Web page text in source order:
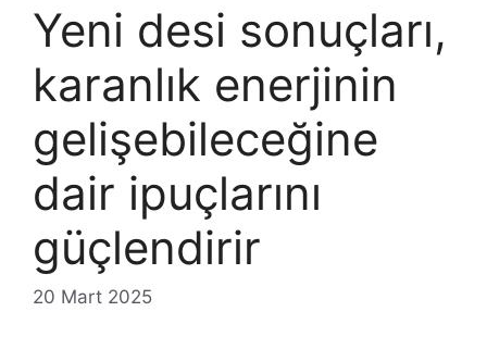
Yeni desi sonuçları,
karanlık enerjinin
gelişebileceğine
dair ipuçlarını
güçlendirir
20 Mart 2025